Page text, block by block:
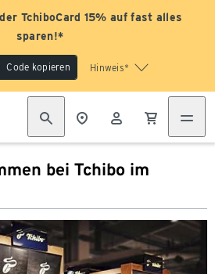
TchiboCard 15% auf fast alles
sparen!*
Code kopieren Hinweis*
bei Tchibo im